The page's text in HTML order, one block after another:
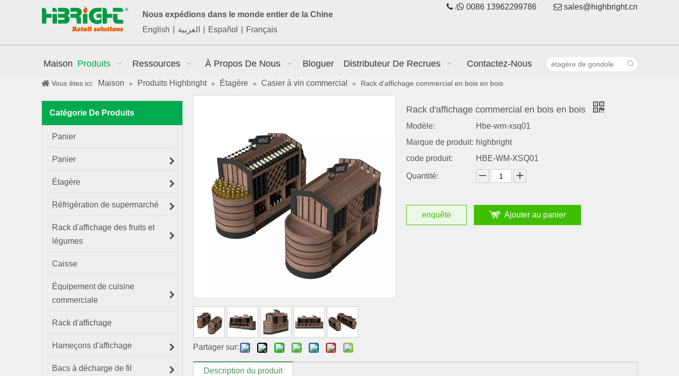
Nous expédions dans le monde entier de la Chine
English
العربية Español Français
 / 0086 13962299786  sales@highbright.cn
Maison Produits Ressources À Propos De Nous Bloguer Distributeur De Recrues Contactez-Nous
Vous êtes ici: Maison » Produits Highbright » Étagère » Casier à vin commercial » Rack d'affichage commercial en bois en bois
Catégorie De Produits
Panier
Panier
Étagère
Réfrigération de supermarché
Rack d'affichage des fruits et
légumes
Caisse
Équipement de cuisine
commerciale
Rack d'affichage
Hameçons d'affichage
Bacs à décharge de fil
Partager sur:
Rack d'affichage commercial en bois en bois
Modèle:
Hbe-wm-xsq01
Marque de produit: highbright
code produit:
HBE-WM-XSQ01
Quantité:
enquête Ajouter au panier
Description du produit